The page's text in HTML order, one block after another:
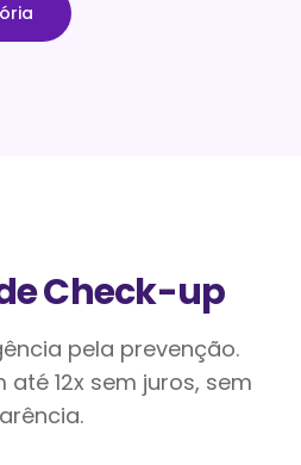
Check-up
pela prevenção.
12x sem juros, sem